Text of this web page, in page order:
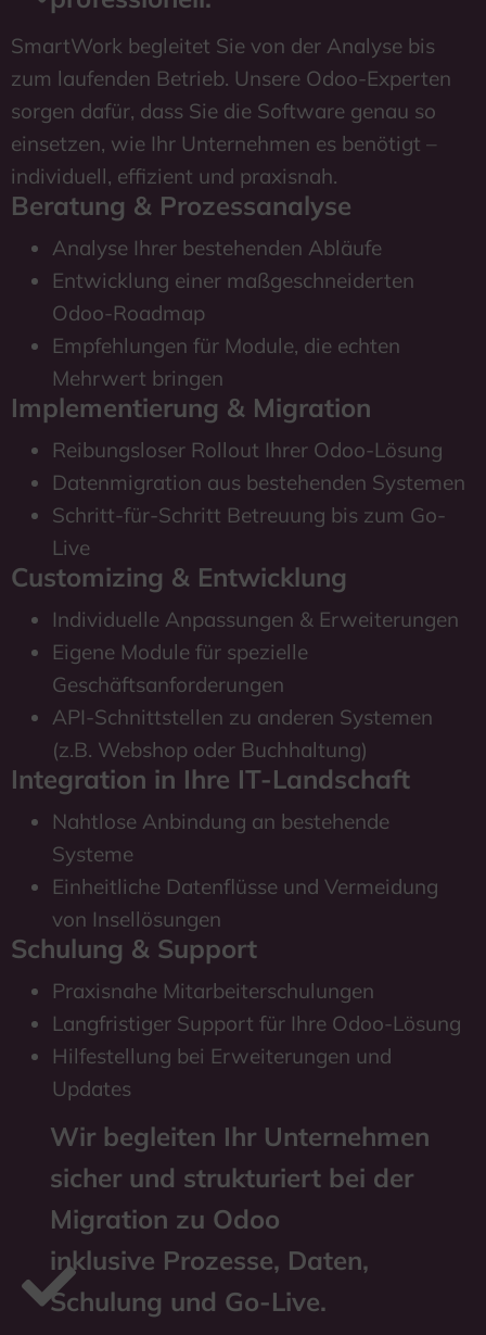
SmartWork begleitet Sie von der Analyse bis
zum laufenden Betrieb. Unsere Odoo-Experten
sorgen dafür, dass Sie die Software genau so
einsetzen, wie Ihr Unternehmen es benötigt –
individuell, effizient und praxisnah.
Beratung & Prozessanalyse
Analyse Ihrer bestehenden Abläufe
Entwicklung einer maßgeschneiderten
Odoo-Roadmap
Empfehlungen für Module, die echten
Mehrwert bringen
Implementierung & Migration
Reibungsloser Rollout Ihrer Odoo-Lösung
Datenmigration aus bestehenden Systemen
Schritt-für-Schritt Betreuung bis zum Go-
Live
Customizing & Entwicklung
Individuelle Anpassungen & Erweiterungen
Eigene Module für spezielle
Geschäftsanforderungen
API-Schnittstellen zu anderen Systemen
(z.B. Webshop oder Buchhaltung)
Integration in Ihre IT-Landschaft
Nahtlose Anbindung an bestehende
Systeme
Einheitliche Datenflüsse und Vermeidung
von Insellösungen
Schulung & Support
Praxisnahe Mitarbeiterschulungen
Langfristiger Support für Ihre Odoo-Lösung
Hilfestellung bei Erweiterungen und
Updates
Wir begleiten Ihr Unternehmen
sicher und strukturiert bei der
Migration zu Odoo
inklusive Prozesse, Daten,
Schulung und Go-Live.